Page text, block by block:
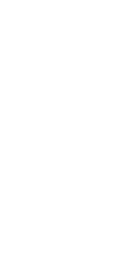
ולעקוב אחר ההזמנות
תשלום מהיר יותר